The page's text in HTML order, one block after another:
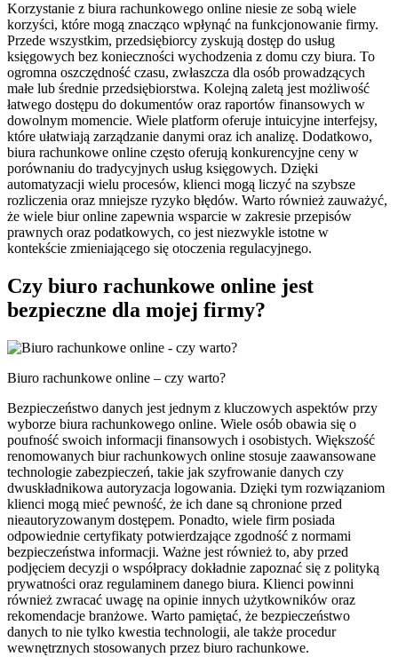
Korzystanie z biura rachunkowego online niesie ze sobą wiele
korzyści, które mogą znacząco wpłynąć na funkcjonowanie firmy.
Przede wszystkim, przedsiębiorcy zyskują dostęp do usług
księgowych bez konieczności wychodzenia z domu czy biura. To
ogromna oszczędność czasu, zwłaszcza dla osób prowadzących
małe lub średnie przedsiębiorstwa. Kolejną zaletą jest możliwość
łatwego dostępu do dokumentów oraz raportów finansowych w
dowolnym momencie. Wiele platform oferuje intuicyjne interfejsy,
które ułatwiają zarządzanie danymi oraz ich analizę. Dodatkowo,
biura rachunkowe online często oferują konkurencyjne ceny w
porównaniu do tradycyjnych usług księgowych. Dzięki
automatyzacji wielu procesów, klienci mogą liczyć na szybsze
rozliczenia oraz mniejsze ryzyko błędów. Warto również zauważyć,
że wiele biur online zapewnia wsparcie w zakresie przepisów
prawnych oraz podatkowych, co jest niezwykle istotne w
kontekście zmieniającego się otoczenia regulacyjnego.
Czy biuro rachunkowe online jest
bezpieczne dla mojej firmy?
Biuro rachunkowe online – czy warto?
Bezpieczeństwo danych jest jednym z kluczowych aspektów przy
wyborze biura rachunkowego online. Wiele osób obawia się o
poufność swoich informacji finansowych i osobistych. Większość
renomowanych biur rachunkowych online stosuje zaawansowane
technologie zabezpieczeń, takie jak szyfrowanie danych czy
dwuskładnikowa autoryzacja logowania. Dzięki tym rozwiązaniom
klienci mogą mieć pewność, że ich dane są chronione przed
nieautoryzowanym dostępem. Ponadto, wiele firm posiada
odpowiednie certyfikaty potwierdzające zgodność z normami
bezpieczeństwa informacji. Ważne jest również to, aby przed
podjęciem decyzji o współpracy dokładnie zapoznać się z polityką
prywatności oraz regulaminem danego biura. Klienci powinni
również zwracać uwagę na opinie innych użytkowników oraz
rekomendacje branżowe. Warto pamiętać, że bezpieczeństwo
danych to nie tylko kwestia technologii, ale także procedur
wewnętrznych stosowanych przez biuro rachunkowe.